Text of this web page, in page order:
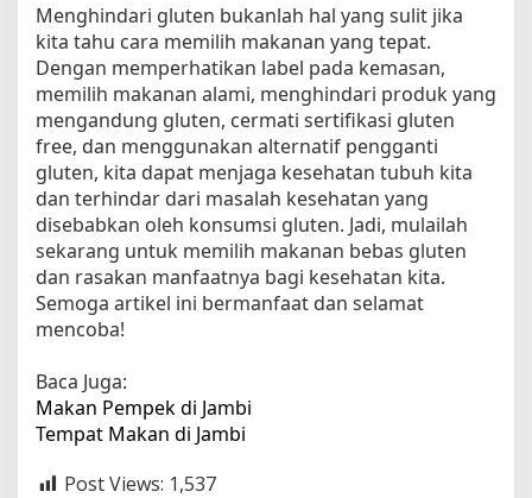
Menghindari gluten bukanlah hal yang sulit jika
kita tahu cara memilih makanan yang tepat.
Dengan memperhatikan label pada kemasan,
memilih makanan alami, menghindari produk yang
mengandung gluten, cermati sertifikasi gluten
free, dan menggunakan alternatif pengganti
gluten, kita dapat menjaga kesehatan tubuh kita
dan terhindar dari masalah kesehatan yang
disebabkan oleh konsumsi gluten. Jadi, mulailah
sekarang untuk memilih makanan bebas gluten
dan rasakan manfaatnya bagi kesehatan kita.
Semoga artikel ini bermanfaat dan selamat
mencoba!
Baca Juga:
Makan Pempek di Jambi
Tempat Makan di Jambi
Post Views: 1,537